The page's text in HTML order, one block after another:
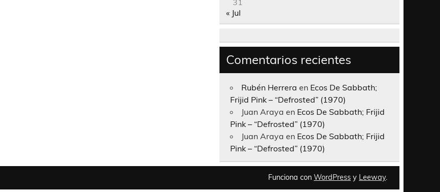
31
« Jul
Comentarios recientes
Rubén Herrera en Ecos De Sabbath;
Frijid Pink – “Defrosted” (1970)
Juan Araya en Ecos De Sabbath; Frijid
Pink – “Defrosted” (1970)
Juan Araya en Ecos De Sabbath; Frijid
Pink – “Defrosted” (1970)
Funciona con WordPress y Leeway.